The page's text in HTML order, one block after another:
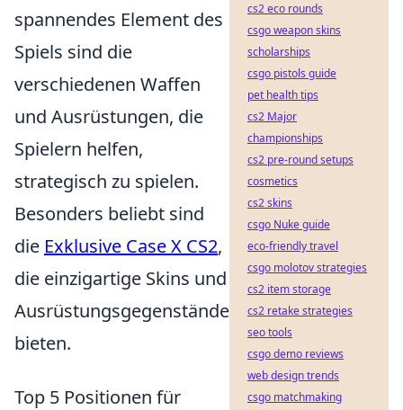
spannendes Element des
Spiels sind die
verschiedenen Waffen
und Ausrüstungen, die
Spielern helfen,
strategisch zu spielen.
Besonders beliebt sind
die Exklusive Case X CS2,
die einzigartige Skins und
Ausrüstungsgegenstände
bieten.
Top 5 Positionen für
cs2 eco rounds
csgo weapon skins
scholarships
csgo pistols guide
pet health tips
cs2 Major
championships
cs2 pre-round setups
cosmetics
cs2 skins
csgo Nuke guide
eco-friendly travel
csgo molotov strategies
cs2 item storage
cs2 retake strategies
seo tools
csgo demo reviews
web design trends
csgo matchmaking